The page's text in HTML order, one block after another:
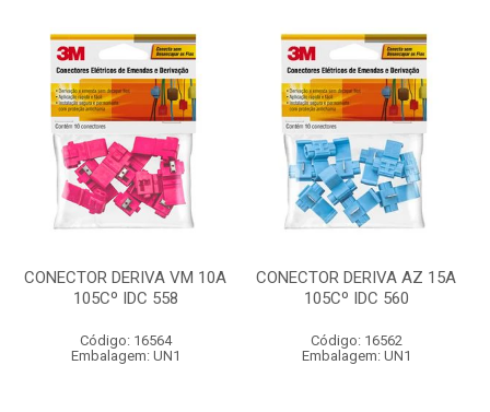
CONECTOR DERIVA VM 10A
105Cº IDC 558
Código: 16564
Embalagem: UN1
CONECTOR DERIVA AZ 15A
105Cº IDC 560
Código: 16562
Embalagem: UN1